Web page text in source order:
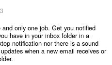
3
only one job. Get you notified
have in your inbox folder in a
notification nor there is a sound
when a new email receives or